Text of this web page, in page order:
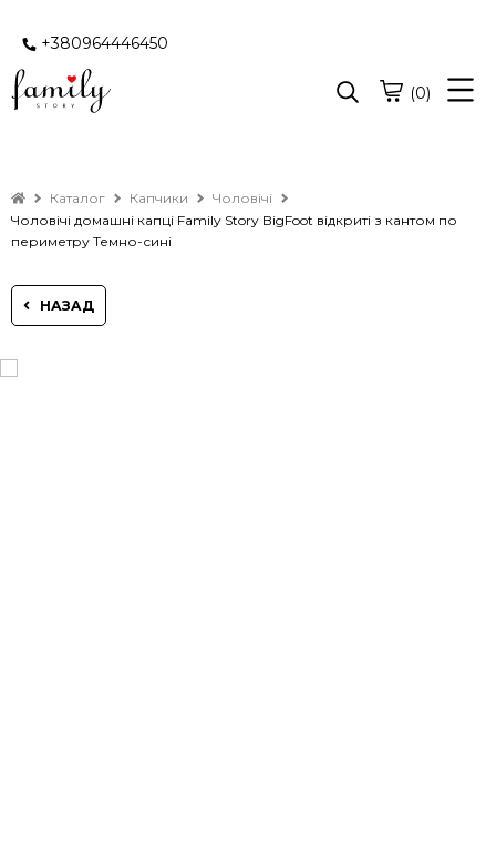
+380964446450
(0)
Каталог Капчики
Чоловічі
Чоловічі домашні капці Family Story BigFoot відкриті з кантом по
периметру Темно-сині
НАЗАД